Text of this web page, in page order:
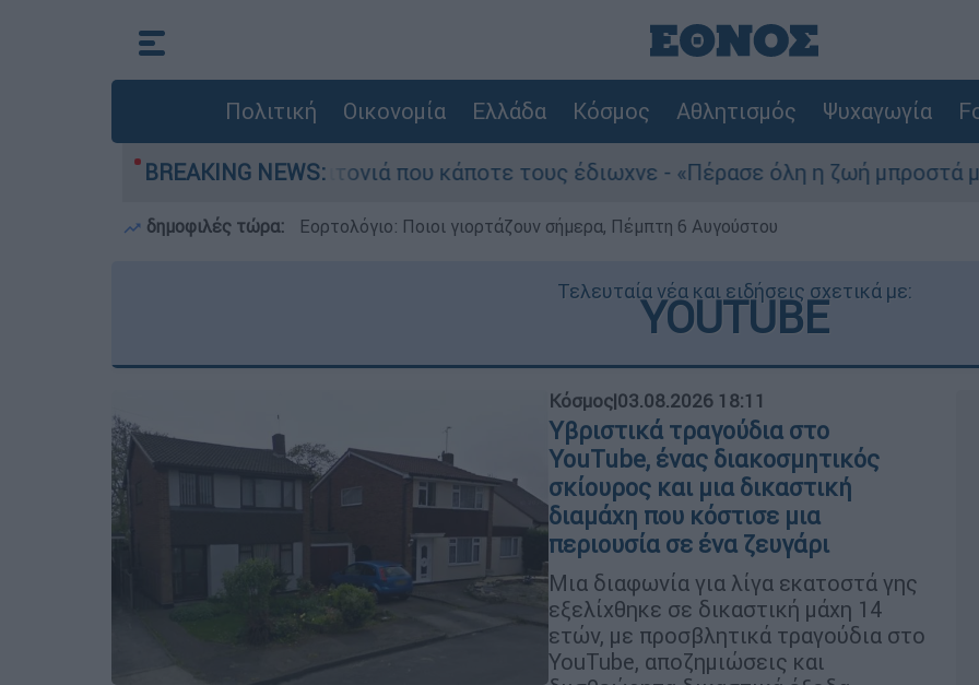
Πολιτική Οικονομία Ελλάδα Κόσμος Αθλητισμός Ψυχαγωγία
BREAKING NEWS:
φωτιά τη γειτονιά που κάποτε τους έδιωχνε - «Πέρασε όλη η ζωή μπροστά μου»
δημοφιλές τώρα: Εορτολόγιο: Ποιοι γιορτάζουν σήμερα, Πέμπτη 6 Αυγούστου
Τελευταία νέα και ειδήσεις σχετικά με:
YOUTUBE
Κόσμος|03.08.2026 18:11
Υβριστικά τραγούδια στο
YouTube, ένας διακοσμητικός
σκίουρος και μια δικαστική
διαμάχη που κόστισε μια
περιουσία σε ένα ζευγάρι
Μια διαφωνία για λίγα εκατοστά γης
εξελίχθηκε σε δικαστική μάχη 14
ετών, με προσβλητικά τραγούδια στο
YouTube, αποζημιώσεις και